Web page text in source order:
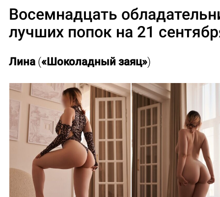
Восемнадцать
лучших попок на 21
Лина («Шоколадный заяц»)